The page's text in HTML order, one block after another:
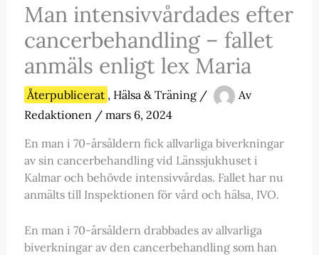
Man intensivvårdades efter
cancerbehandling – fallet
anmäls enligt lex Maria
Återpublicerat , Hälsa & Träning/
Av
Redaktionen / mars 6, 2024
En man i 70-årsåldern fick allvarliga biverkningar
av sin cancerbehandling vid Länssjukhuset i
Kalmar och behövde intensivvårdas. Fallet har nu
anmälts till Inspektionen för vård och hälsa, IVO.
En man i 70-årsåldern drabbades av allvarliga
biverkningar av den cancerbehandling som han